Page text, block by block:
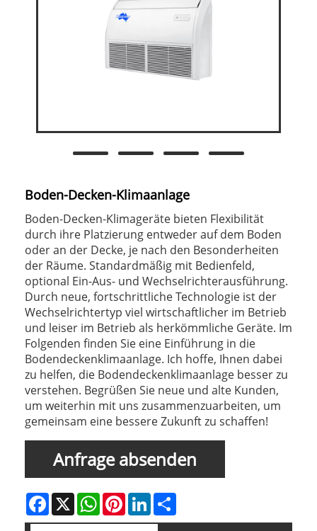
Boden-Decken-Klimaanlage
Boden-Decken-Klimageräte bieten Flexibilität
durch ihre Platzierung entweder auf dem Boden
oder an der Decke, je nach den Besonderheiten
der Räume. Standardmäßig mit Bedienfeld,
optional Ein-Aus- und Wechselrichterausführung.
Durch neue, fortschrittliche Technologie ist der
Wechselrichtertyp viel wirtschaftlicher im Betrieb
und leiser im Betrieb als herkömmliche Geräte. Im
Folgenden finden Sie eine Einführung in die
Bodendeckenklimaanlage. Ich hoffe, Ihnen dabei
zu helfen, die Bodendeckenklimaanlage besser zu
verstehen. Begrüßen Sie neue und alte Kunden,
um weiterhin mit uns zusammenzuarbeiten, um
gemeinsam eine bessere Zukunft zu schaffen!
Anfrage absenden
Facebook
X WhatsAppPinterestLinkedIn